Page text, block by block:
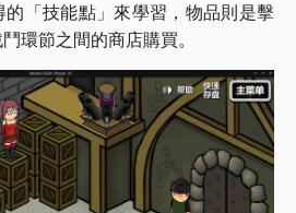
「技能點」來學習，物品則是擊
環節之間的商店購買。